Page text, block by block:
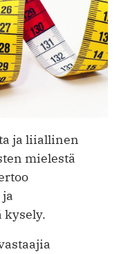
ja liiallinen
mielestä
kysely.